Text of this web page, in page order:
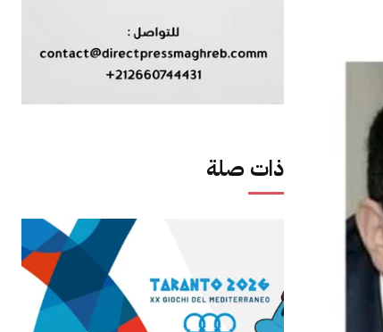
ذات صلة